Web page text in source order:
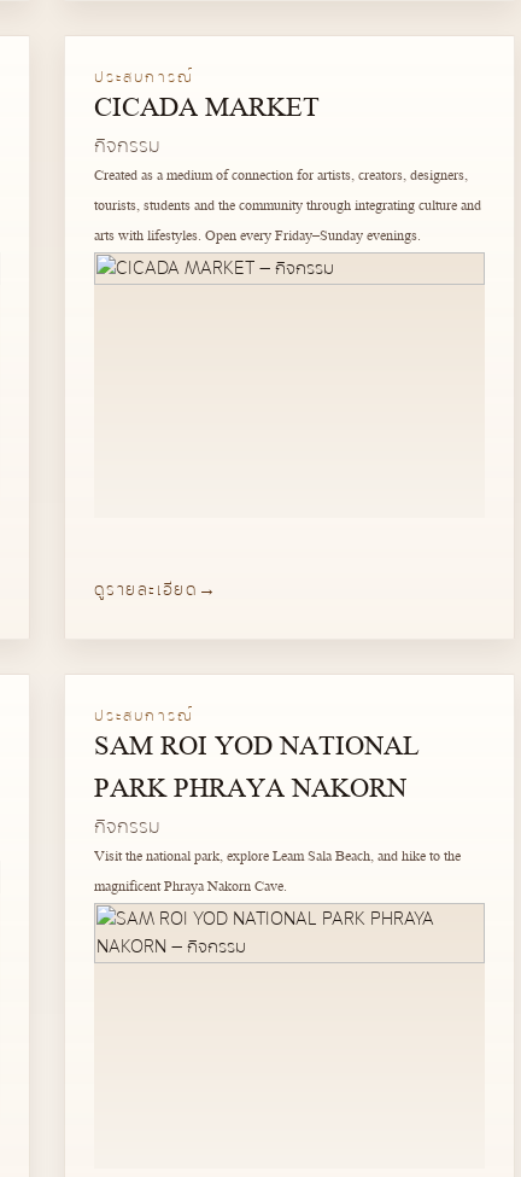
ประสบการณ์
CICADA MARKET
กิจกรรม
Created as a medium of connection for artists, creators, designers,
tourists, students and the community through integrating culture and
arts with lifestyles. Open every Friday–Sunday evenings.
ดูรายละเอียด
ประสบการณ์
SAM ROI YOD NATIONAL
PARK PHRAYA NAKORN
กิจกรรม
Visit the national park, explore Leam Sala Beach, and hike to the
magnificent Phraya Nakorn Cave.